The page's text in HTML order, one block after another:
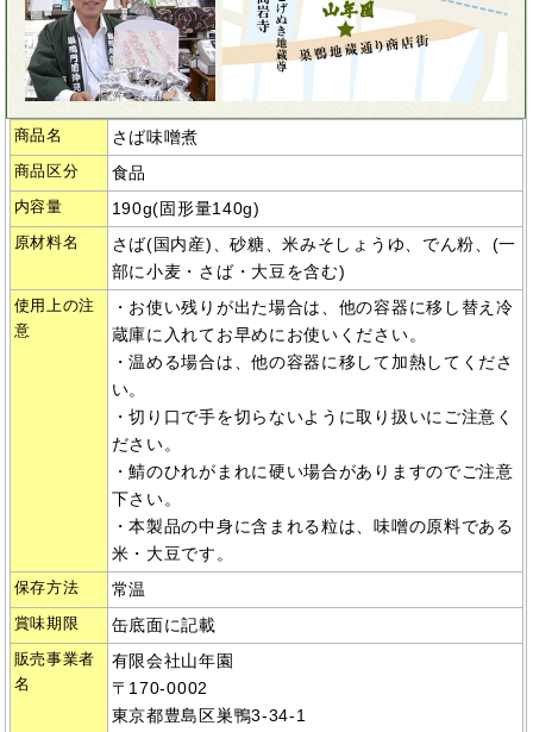
商品名 さば味噌煮
商品区分 食品
内容量 190g(固形量140g)
原材料名
さば(国内産)、砂糖、米みそしょうゆ、でん粉、(一
部に小麦・さば・大豆を含む)
使用上の注
意
・お使い残りが出た場合は、他の容器に移し替え冷
蔵庫に入れてお早めにお使いください。
・温める場合は、他の容器に移して加熱してくださ
い。
・切り口で手を切らないように取り扱いにご注意く
ださい。
・鯖のひれがまれに硬い場合がありますのでご注意
下さい。
・本製品の中身に含まれる粒は、味噌の原料である
米・大豆です。
保存方法 常温
賞味期限 缶底面に記載
販売事業者
名
有限会社山年園
〒170-0002
東京都豊島区巣鴨3-34-1